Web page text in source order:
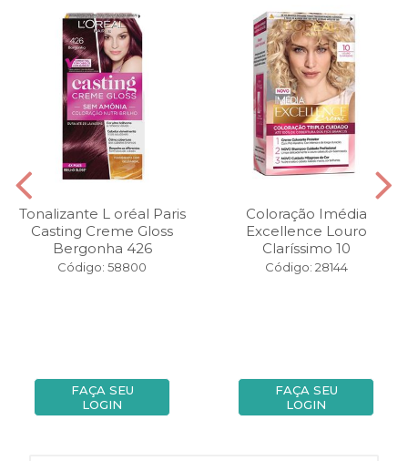
Tonalizante L oréal Paris
Casting Creme Gloss
Bergonha 426
Código: 58800
FAÇA SEU
LOGIN
Coloração Imédia
Excellence Louro
Claríssimo 10
Código: 28144
FAÇA SEU
LOGIN